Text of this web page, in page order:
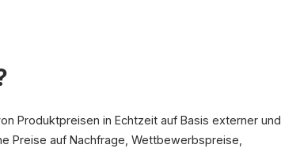
(7 Tage) Optimum
Produktpreisen in Echtzeit auf Basis externer und
Preise auf Nachfrage, Wettbewerbspreise,